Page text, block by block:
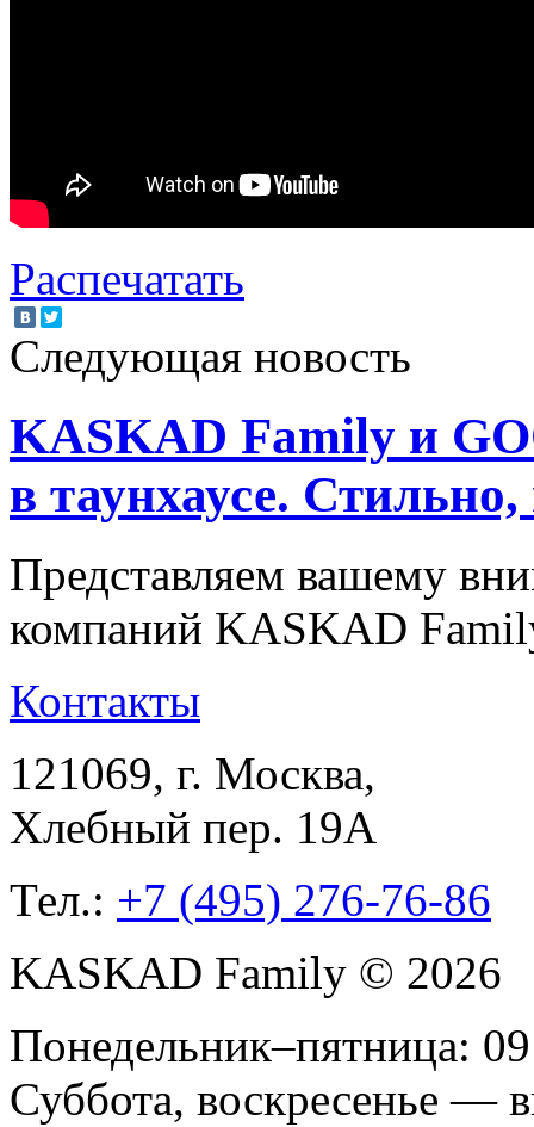
Распечатать
Следующая новость
KASKAD Family и
в таунхаусе.
Представляем вашему
компаний KASKAD
Контакты
121069, г. Москва,
Хлебный пер. 19А
Тел.: +7 (495) 276-76-86
KASKAD Family © 2026
Понедельник–пятница:
Суббота, воскресенье —